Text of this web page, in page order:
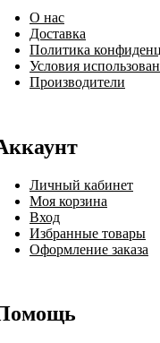
О нас
Доставка
Политика
Условия
Производители
Личный кабинет
Моя корзина
Вход
Избранные товары
Оформление заказа